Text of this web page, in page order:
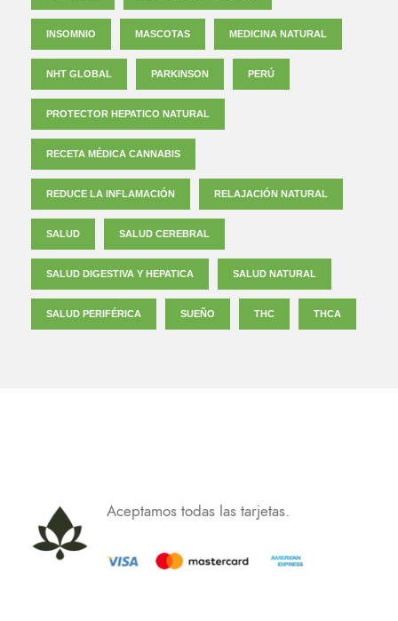
INSOMNIO MASCOTAS MEDICINA NATURAL
NHT GLOBAL PARKINSON PERÚ
PROTECTOR HEPATICO NATURAL
RECETA MÉDICA CANNABIS
REDUCE LA INFLAMACIÓN RELAJACIÓN NATURAL
SALUD SALUD CEREBRAL
SALUD DIGESTIVA Y HEPATICA SALUD NATURAL
SALUD PERIFÉRICA SUEÑO THC THCA
Aceptamos todas las tarjetas.